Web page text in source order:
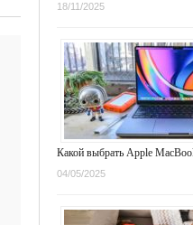
18/11/2025
Какой выбрать Apple
04/05/2025